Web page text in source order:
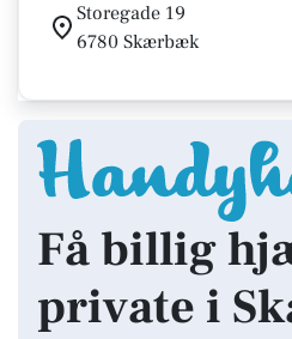
Storegade 19
6780 Skærbæk
Få billig
private i